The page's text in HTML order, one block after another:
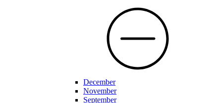
December
November
September